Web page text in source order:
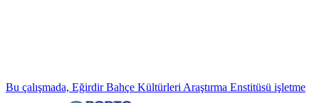
Bu çalışmada, Eğirdir Bahçe Kültürleri Araştırma Enstitüsü işletme